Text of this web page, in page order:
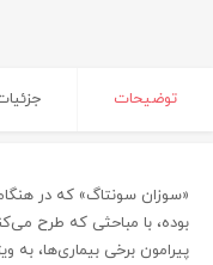
توضیحات
«سوزان سونتاگ» که در
بوده، با مباحثی که طرح
پیرامون برخی بیماری‌ها، به